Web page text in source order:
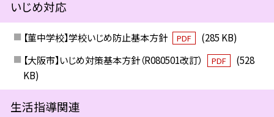
いじめ対応
【菫中学校】学校いじめ防止基本方針 PDF
(285 KB)
【大阪市】いじめ対策基本方針（R080501改訂）
PDF
(528
KB)
生活指導関連